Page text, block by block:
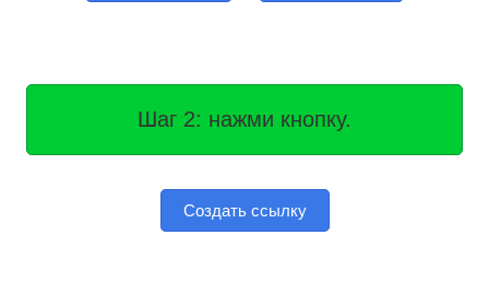
Шаг 2: нажми кнопку.
Создать ссылку